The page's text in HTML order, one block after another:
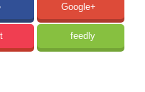
Google+
feedly